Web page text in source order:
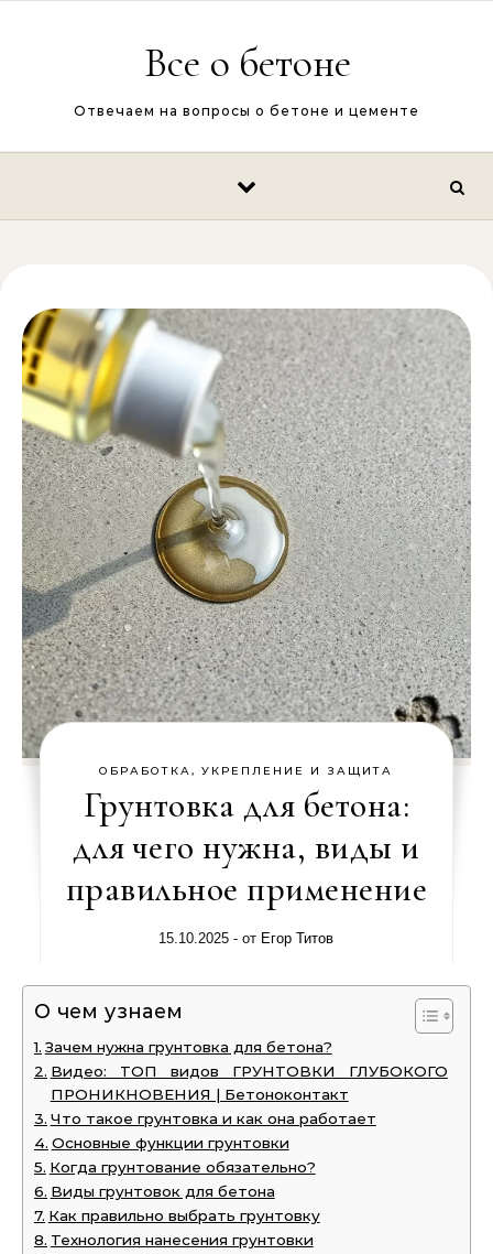
Все о бетоне
Отвечаем на вопросы о бетоне и цементе
ОБРАБОТКА, УКРЕПЛЕНИЕ И ЗАЩИТА
Грунтовка для бетона:
для чего нужна, виды и
правильное применение
15.10.2025 - от Егор Титов
О чем узнаем
Зачем нужна грунтовка для бетона?
Видео: ТОП видов ГРУНТОВКИ ГЛУБОКОГО
ПРОНИКНОВЕНИЯ | Бетоноконтакт
Что такое грунтовка и как она работает
Основные функции грунтовки
Когда грунтование обязательно?
Виды грунтовок для бетона
Как правильно выбрать грунтовку
Технология нанесения грунтовки